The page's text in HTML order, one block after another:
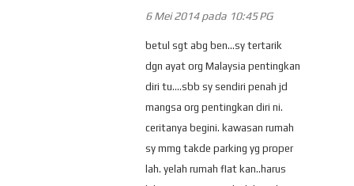
6 Mei 2014 pada 10:45 PG
betul sgt abg ben...sy tertarik
dgn ayat org Malaysia pentingkan
diri tu....sbb sy sendiri penah jd
mangsa org pentingkan diri ni.
ceritanya begini. kawasan rumah
sy mmg takde parking yg proper
lah. yelah rumah flat kan..harus